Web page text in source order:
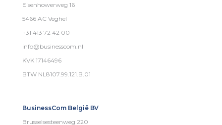
Eisenhowerweg 16
5466 AC Veghel
+31 413 72 42 00
info@businesscom.nl
KVK 17146496
BTW NL8107.99.121.B.01
BusinessCom België BV
Brusselsesteenweg 220